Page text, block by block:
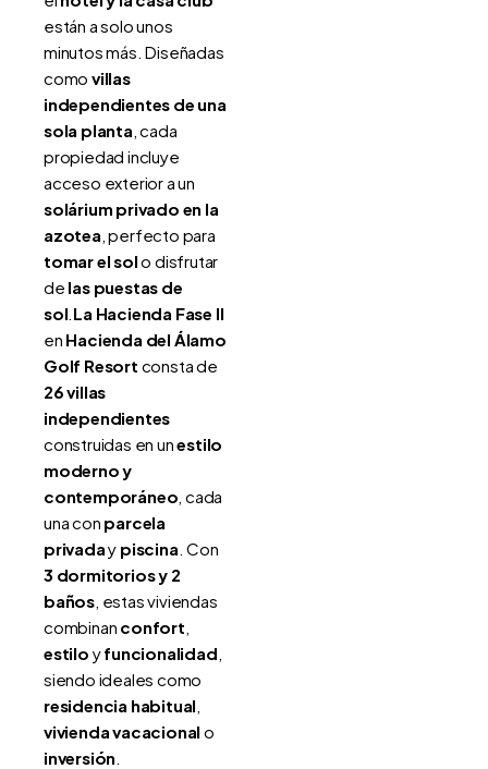
están a solo unos
minutos más. Diseñadas
como villas
independientes de una
sola planta, cada
propiedad incluye
acceso exterior a un
solárium privado en la
azotea, perfecto para
tomar el solo disfrutar
de las puestas de
sol.La Hacienda Fase II
en Hacienda del Álamo
Golf Resort consta de
26 villas
independientes
construidas en unestilo
moderno y
contemporáneo, cada
una con parcela
privaday piscina. Con
3 dormitorios y 2
baños, estas viviendas
combinan confort,
estilo yfuncionalidad,
siendo ideales como
residencia habitual,
vivienda vacacional o
inversión.